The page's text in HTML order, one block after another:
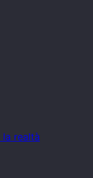
realtà